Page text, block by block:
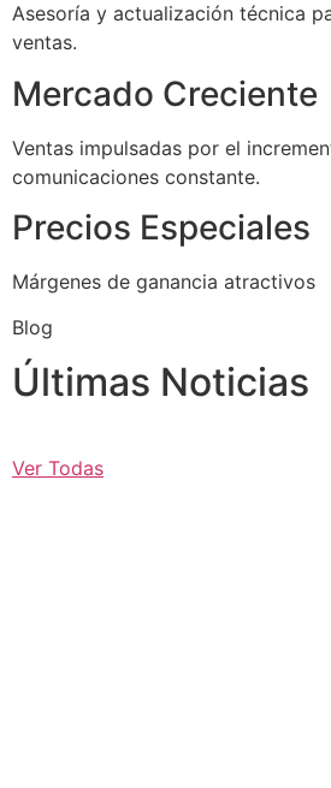
Asesoría y actualización técnica
ventas.
Mercado Creciente
Ventas impulsadas por el
comunicaciones constante.
Precios Especiales
Márgenes de ganancia atractivos
Blog
Últimas Noticias
Ver Todas